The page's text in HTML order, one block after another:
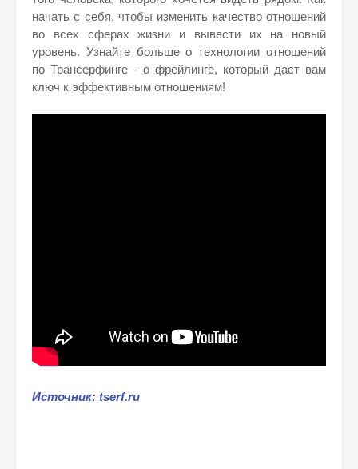
начать с себя, чтобы изменить качество отношений
во всех сферах жизни и вывести их на новый
уровень. Узнайте больше о технологии отношений
по Трансерфинге - о фрейлинге, который даст вам
ключ к эффективным отношениям!
Источник: tserf.ru